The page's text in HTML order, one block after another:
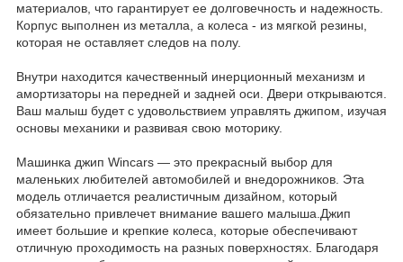
материалов, что гарантирует ее долговечность и надежность.
Корпус выполнен из металла, а колеса - из мягкой резины,
которая не оставляет следов на полу.
Внутри находится качественный инерционный механизм и
амортизаторы на передней и задней оси. Двери открываются.
Ваш малыш будет с удовольствием управлять джипом, изучая
основы механики и развивая свою моторику.
Машинка джип Wincars — это прекрасный выбор для
маленьких любителей автомобилей и внедорожников. Эта
модель отличается реалистичным дизайном, который
обязательно привлечет внимание вашего малыша.Джип
имеет большие и крепкие колеса, которые обеспечивают
отличную проходимость на разных поверхностях. Благодаря